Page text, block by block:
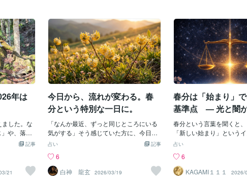
に見えな
います。
宙の神聖
めましょ
からあな
れるでし
ける。そ
チュアルな
、たっぷり
今週の最大
の大きなギ
流す「魚座
、12星座最
を迎えま
物事の完
です。新
から「浄
トが降り
すべき
過去の出
ば満たさ
もうフィ
す。 【日
たくさん自分の耳に聞かせてあげるこ
と」春分の日、たくさん「ありがとう」
という言葉に触れましょう自分から誰か
に「ありがとう」と言うことまた誰かか
ら「ありがとう」と言ってもらうことも
し一人で過ごす予定ならいつも頑張って
くれる自分の心と体に「ありがとう」と
声をかけてあげてください【２を選んだ
方へ】「水の浄化」がキーワードですゆ
っくりお風呂に入るのもいいでしょうい
つもより丁寧に体を洗いましょう時間を
かけてバスタブに入りいつもよりゆった
りと過ごしましょうまたは水辺に出かけ
るのもおすすめです安らぎを感じる水辺
不要なエネルギーを流してくれるでしょ
う【３を選んだ方へ】「新鮮な空気を感
じる時間を作る」窓を開けて部屋に風を
練から学びを得るステー
事が出来ますように。私
底大きな土地をヒーリン
ないかもしれませんが、
やろうと思います。もし
20日春分に切り替わる【
0分程春分の祈りの心合わ
う。
年は
した。な
や、落ち
もしれま
る流れ今回
23:46 東
の土台や
記事
21
今日から、流れが変わる。春
分という特別な一日に。
「なんか最近、ずっと同じところにいる
気がする」そう感じていた方に、今日は
ちょっといい話があります。今日3月20
じになる、1年の中でもとても特別な日。
冬から春へ、エネルギーが大きく切り替
わるタイミングです。スピリチュアルな
記事
占い
6
白神 龍玄 2026/03/19
春分は「始まり」で
基準点 — 光と闇
に、流れが整う理
春分という言葉を聞くと、
「新しい始まり」という
立つかもしれません。け
もっと正確なものです。春
の長さが等しくなる日。
の比率が一度“同じ”にな
占い
6
KAGAMI１１１
2026/